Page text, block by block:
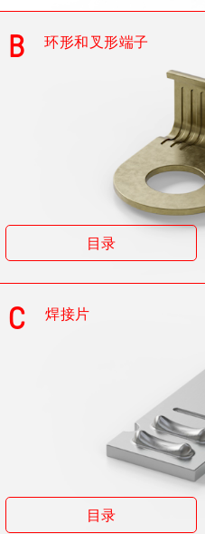
B 环形和叉形端子
目录
C 焊接片
目录